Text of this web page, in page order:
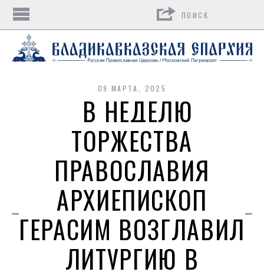
09 МАРТА, 2025
В НЕДЕЛЮ
ТОРЖЕСТВА
ПРАВОСЛАВИЯ
АРХИЕПИСКОП
ГЕРАСИМ ВОЗГЛАВИЛ
ЛИТУРГИЮ В